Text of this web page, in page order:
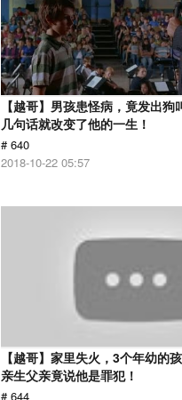
【越哥】男孩患怪病，竟发出狗
几句话就改变了他的一生！
# 640
2018-10-22 05:57
【越哥】家里失火，3个年幼的
亲生父亲竟说他是罪犯！
# 644